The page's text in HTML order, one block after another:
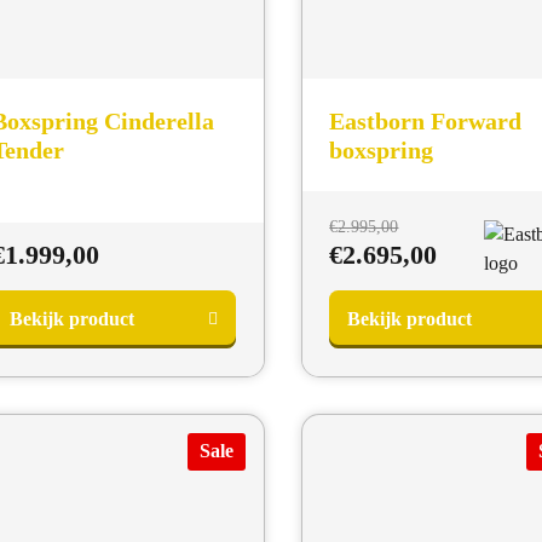
Cinderella
1.999,00
Bekijk product
Eastborn Forward
boxspring
€2.995,00
prijs
€2.995,00.
€2.695,00Huidige
prijs
is:
Bekijk product
Sale